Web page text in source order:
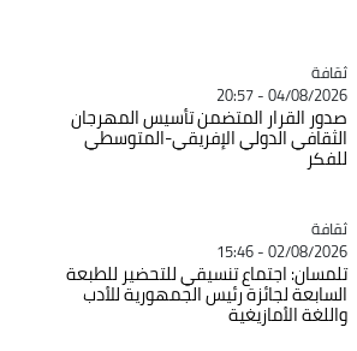
Catégorie
ثقافة
04/08/2026 - 20:57
صدور القرار المتضمن تأسيس المهرجان
الثقافي الدولي الإفريقي-المتوسطي
للفكر
Catégorie
ثقافة
02/08/2026 - 15:46
تلمسان: اجتماع تنسيقي للتحضير للطبعة
السابعة لجائزة رئيس الجمهورية للأدب
واللغة الأمازيغية